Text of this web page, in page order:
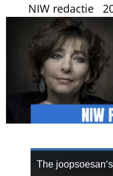
NIW redactie